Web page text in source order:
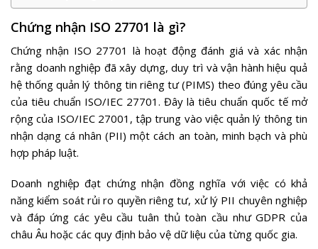
Chứng nhận ISO 27701 là gì?
Chứng nhận ISO 27701 là hoạt động đánh giá và xác nhận
rằng doanh nghiệp đã xây dựng, duy trì và vận hành hiệu quả
hệ thống quản lý thông tin riêng tư (PIMS) theo đúng yêu cầu
của tiêu chuẩn ISO/IEC 27701. Đây là tiêu chuẩn quốc tế mở
rộng của ISO/IEC 27001, tập trung vào việc quản lý thông tin
nhận dạng cá nhân (PII) một cách an toàn, minh bạch và phù
hợp pháp luật.
Doanh nghiệp đạt chứng nhận đồng nghĩa với việc có khả
năng kiểm soát rủi ro quyền riêng tư, xử lý PII chuyên nghiệp
và đáp ứng các yêu cầu tuân thủ toàn cầu như GDPR của
châu Âu hoặc các quy định bảo vệ dữ liệu của từng quốc gia.